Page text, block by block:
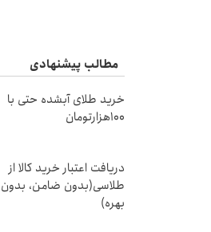
مطالب پیشنهادی
خرید طلای آبشده حتی با
۱۰۰هزارتومان
دریافت اعتبار خرید کالا از
طلاسی(بدون ضامن، بدون
بهره)